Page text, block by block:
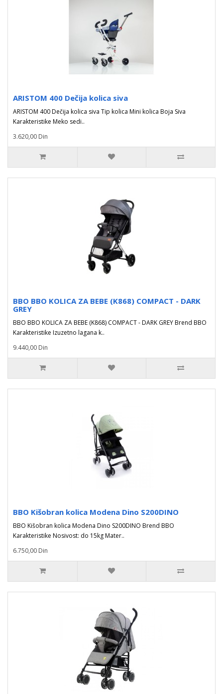
ARISTOM 400 Dečija kolica siva
ARISTOM 400 Dečija kolica siva Tip kolica Mini kolica Boja Siva
Karakteristike Meko sedi..
3.620,00 Din
BBO BBO KOLICA ZA BEBE (K868) COMPACT - DARK
GREY
BBO BBO KOLICA ZA BEBE (K868) COMPACT - DARK GREY Brend BBO
Karakteristike Izuzetno lagana k..
9.440,00 Din
BBO Kišobran kolica Modena Dino S200DINO
BBO Kišobran kolica Modena Dino S200DINO Brend BBO
Karakteristike Nosivost: do 15kg Mater..
6.750,00 Din